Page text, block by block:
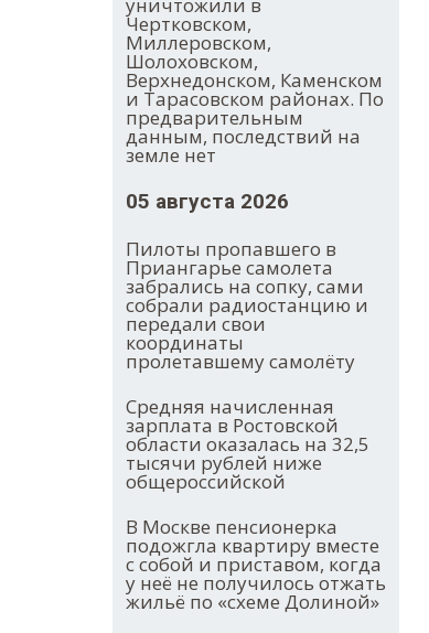
Чертковском,
Миллеровском,
Шолоховском,
Верхнедонском, Каменском
и Тарасовском районах. По
предварительным
данным, последствий на
земле нет
05 августа 2026
Пилоты пропавшего в
Приангарье самолета
забрались на сопку, сами
собрали радиостанцию и
передали свои
координаты
пролетавшему самолёту
Средняя начисленная
зарплата в Ростовской
области оказалась на 32,5
тысячи рублей ниже
общероссийской
В Москве пенсионерка
подожгла квартиру вместе
с собой и приставом, когда
у неё не получилось отжать
жильё по «схеме Долиной»